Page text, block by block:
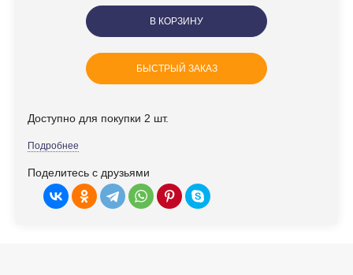
В КОРЗИНУ
БЫСТРЫЙ ЗАКАЗ
Доступно для покупки 2 шт.
Подробнее
Поделитесь с друзьями